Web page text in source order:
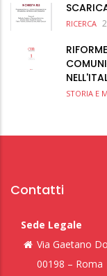
RICERCA
STORIA E
Contatti
Sede Legale
Via Gaetano
00198 – Roma